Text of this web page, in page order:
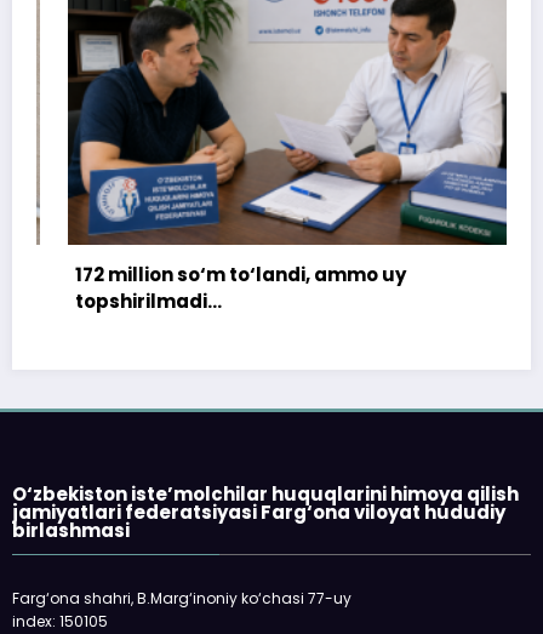
172 million so‘m to‘landi, ammo uy
topshirilmadi…
O‘zbekiston iste’molchilar huquqlarini himoya qilish
jamiyatlari federatsiyasi Farg‘ona viloyat hududiy
birlashmasi
Farg‘ona shahri, B.Marg‘inoniy ko‘chasi 77-uy
index: 150105